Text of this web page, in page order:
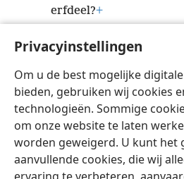
Privacyinstellingen
Om u de best mogelijke
bieden, gebruiken wij cookies
technologieën. Sommige
om onze website te laten
worden geweigerd. U kunt het
aanvullende cookies, die wij
erfdeel?+
vasthouden,
want u vindt vreugde in
Nederlands
Copyright © 2026 Watch Tower Bible and